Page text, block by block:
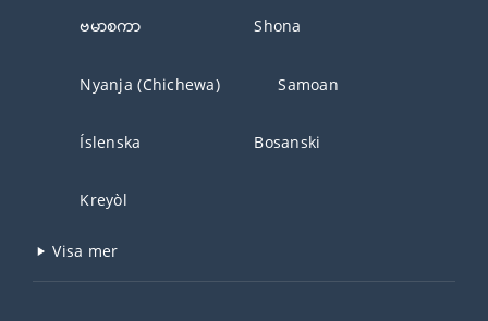
ဗမာစကာ Shona
Nyanja (Chichewa) Samoan
Íslenska Bosanski
Kreyòl
Visa mer